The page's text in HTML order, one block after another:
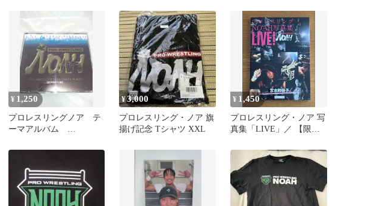
¥ 1,250
プロレスリングノア テ
ーマアルバム
¥3,000
プロレスリング・ノア 旗
揚げ記念 Tシャツ XXL
¥ 1,450
プロレスリング・ノア 写
真集「LIVE」／ 【限
バー